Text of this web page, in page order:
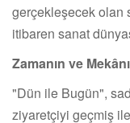
gerçekleşecek olan
itibaren sanat
Zamanın ve
"Dün ile Bugün",
ziyaretçiyi geçmiş